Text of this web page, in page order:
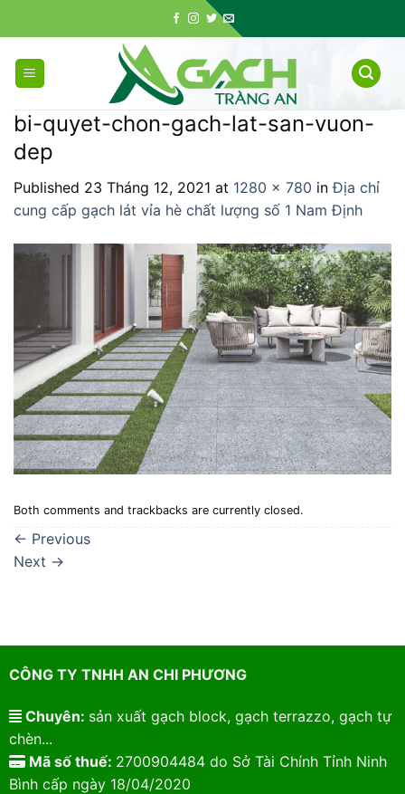
to
content
bi-quyet-chon-gach-lat-san-vuon-
dep
Published 23 Tháng 12, 2021 at 1280 × 780 inĐịa chỉ
cung cấp gạch lát vỉa hè chất lượng số 1 Nam Định
Both comments and trackbacks are currently closed.
← Previous
Next →
CÔNG TY TNHH AN CHI PHƯƠNG
Chuyên: sản xuất gạch block, gạch terrazzo, gạch tự
chèn...
Mã số thuế: 2700904484 do Sở Tài Chính Tỉnh Ninh
Bình cấp ngày 18/04/2020